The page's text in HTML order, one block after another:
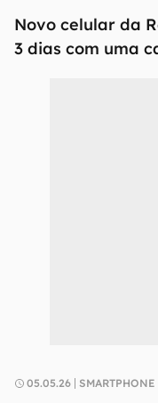
Novo celular da
3 dias com uma
05.05.26 SMARTPHONE